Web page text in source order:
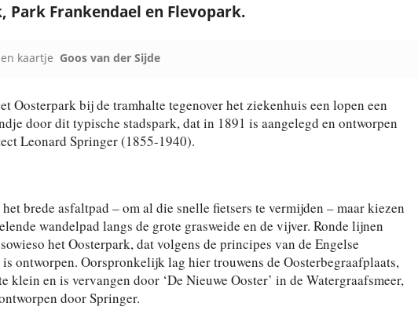
Park Frankendael en Flevopark.
en kaartje Goos van der Sijde
Oosterpark bij de tramhalte tegenover het ziekenhuis een lopen een
door dit typische stadspark, dat in 1891 is aangelegd en ontworpen
Leonard Springer (1855-1940).
brede asfaltpad – om al die snelle fietsers te vermijden – maar kiezen
wandelpad langs de grote grasweide en de vijver. Ronde lijnen
het Oosterpark, dat volgens de principes van de Engelse
ontworpen. Oorspronkelijk lag hier trouwens de Oosterbegraafplaats,
klein en is vervangen door ‘De Nieuwe Ooster’ in de Watergraafsmeer,
door Springer.